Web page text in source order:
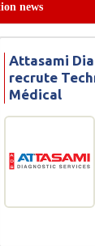
news
Attasami
recrute
Médical